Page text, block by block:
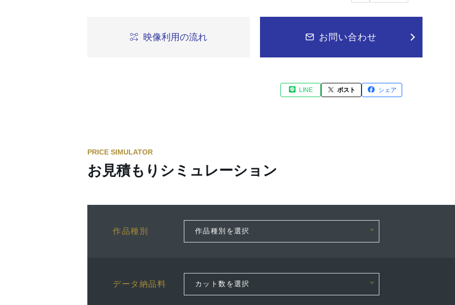
映像利用の流れ お問い合わせ
LINE ポスト シェア
PRICE SIMULATOR
お見積もりシミュレーション
作品種別
データ納品料